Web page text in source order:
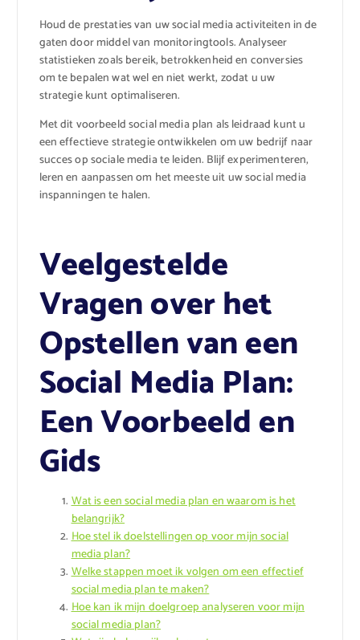
Houd de prestaties van uw social media activiteiten in de
gaten door middel van monitoringtools. Analyseer
statistieken zoals bereik, betrokkenheid en conversies
om te bepalen wat wel en niet werkt, zodat u uw
strategie kunt optimaliseren.
Met dit voorbeeld social media plan als leidraad kunt u
een effectieve strategie ontwikkelen om uw bedrijf naar
succes op sociale media te leiden. Blijf experimenteren,
leren en aanpassen om het meeste uit uw social media
inspanningen te halen.
Veelgestelde
Vragen over het
Opstellen van een
Social Media Plan:
Een Voorbeeld en
Gids
Wat is een social media plan en waarom is het
belangrijk?
Hoe stel ik doelstellingen op voor mijn social
media plan?
Welke stappen moet ik volgen om een effectief
social media plan te maken?
Hoe kan ik mijn doelgroep analyseren voor mijn
social media plan?